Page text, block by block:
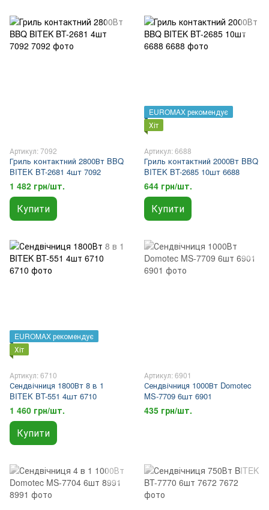
Артикул: 7092
Гриль контактний 2800Вт BBQ
BITEK BT-2681 4шт 7092
1 482 грн/шт.
Купити
EUROMAX рекомендує
Хіт
Артикул: 6688
Гриль контактний 2000Вт BBQ
BITEK BT-2685 10шт 6688
644 грн/шт.
Купити
EUROMAX рекомендує
Хіт
Артикул: 6710
Сендвічниця 1800Вт 8 в 1
BITEK BT-551 4шт 6710
1 460 грн/шт.
Купити
Артикул: 6901
Сендвічниця 1000Вт Domotec
MS-7709 6шт 6901
435 грн/шт.